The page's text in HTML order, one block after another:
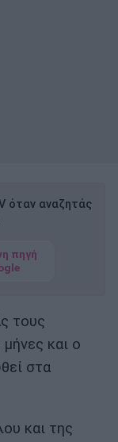
όταν αναζητάς
πηγή
τους
και ο
στα
και της